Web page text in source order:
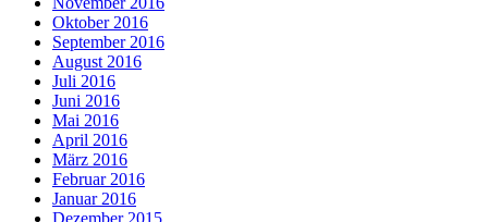
Oktober 2016
September 2016
August 2016
Juli 2016
Juni 2016
Mai 2016
April 2016
März 2016
Februar 2016
Januar 2016